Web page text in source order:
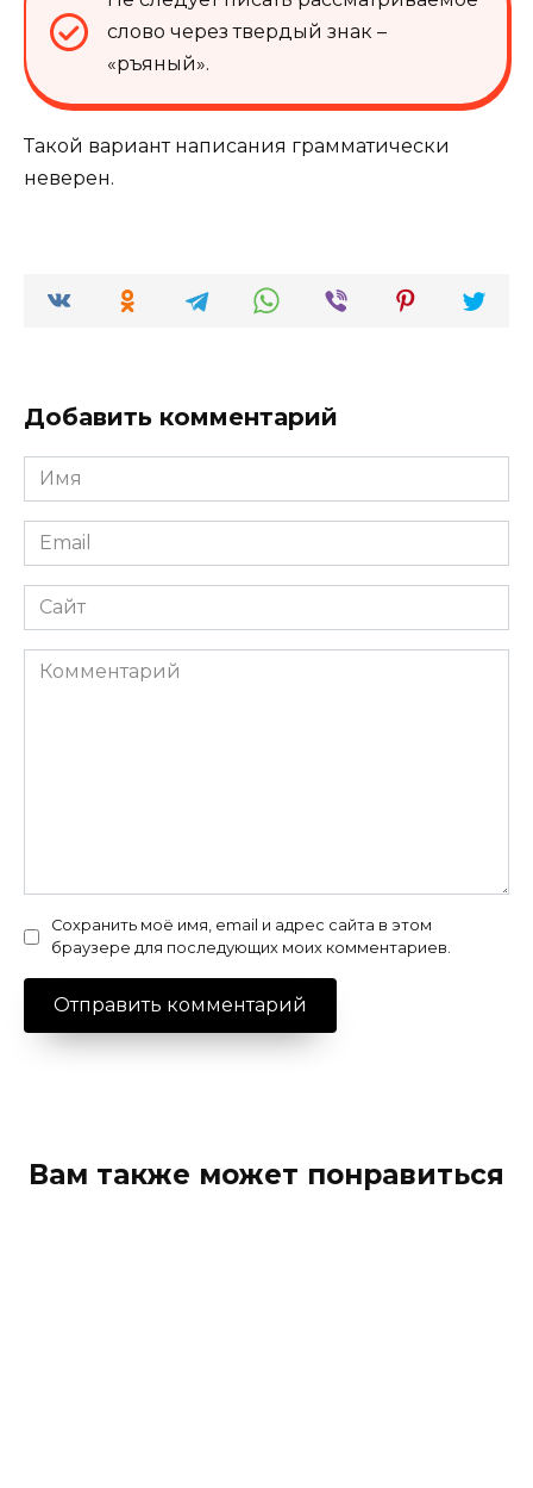
слово через твердый знак –
«ръяный».
Такой вариант написания грамматически
неверен.
Добавить комментарий
Имя
*
Email
*
Сайт
Комментарий
Сохранить моё имя, email и адрес сайта в этом
браузере для последующих моих комментариев.
Вам также может понравиться